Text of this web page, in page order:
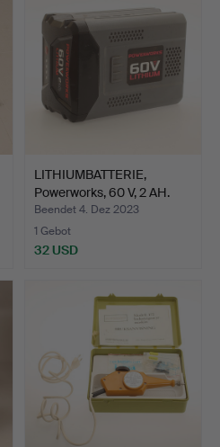
LITHIUMBATTERIE,
Powerworks, 60 V, 2 AH.
Beendet 4. Dez 2023
1 Gebot
32 USD